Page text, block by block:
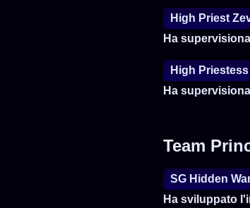
High Priest
Ha
High
Ha
Team
SG Hidden
Ha sviluppato